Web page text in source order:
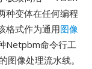
种变体在任何编程
格式作为通用图像
Netpbm命令行工
像处理流水线。